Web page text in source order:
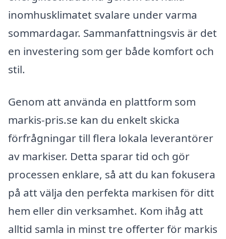
inomhusklimatet svalare under varma
sommardagar. Sammanfattningsvis är det
en investering som ger både komfort och
stil.
Genom att använda en plattform som
markis-pris.se kan du enkelt skicka
förfrågningar till flera lokala leverantörer
av markiser. Detta sparar tid och gör
processen enklare, så att du kan fokusera
på att välja den perfekta markisen för ditt
hem eller din verksamhet. Kom ihåg att
alltid samla in minst tre offerter för markis